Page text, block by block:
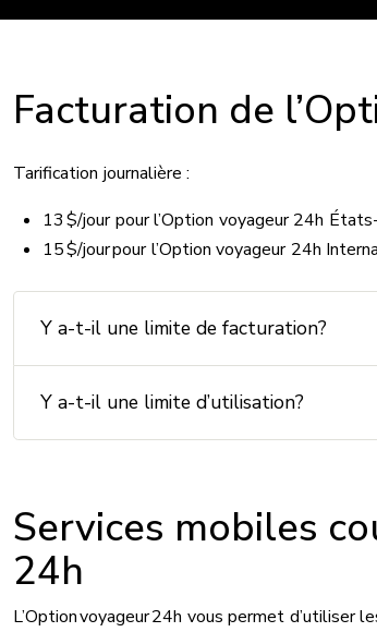
Facturation de
Tarification journalière :
13 $/jour pour l’Option voyageur 24h
15 $/jour pour l’Option voyageur 24h
Y a-t-il une limite de facturation?
Y a-t-il une limite d’utilisation?
Services mobiles
24h
L’Option voyageur 24h vous permet